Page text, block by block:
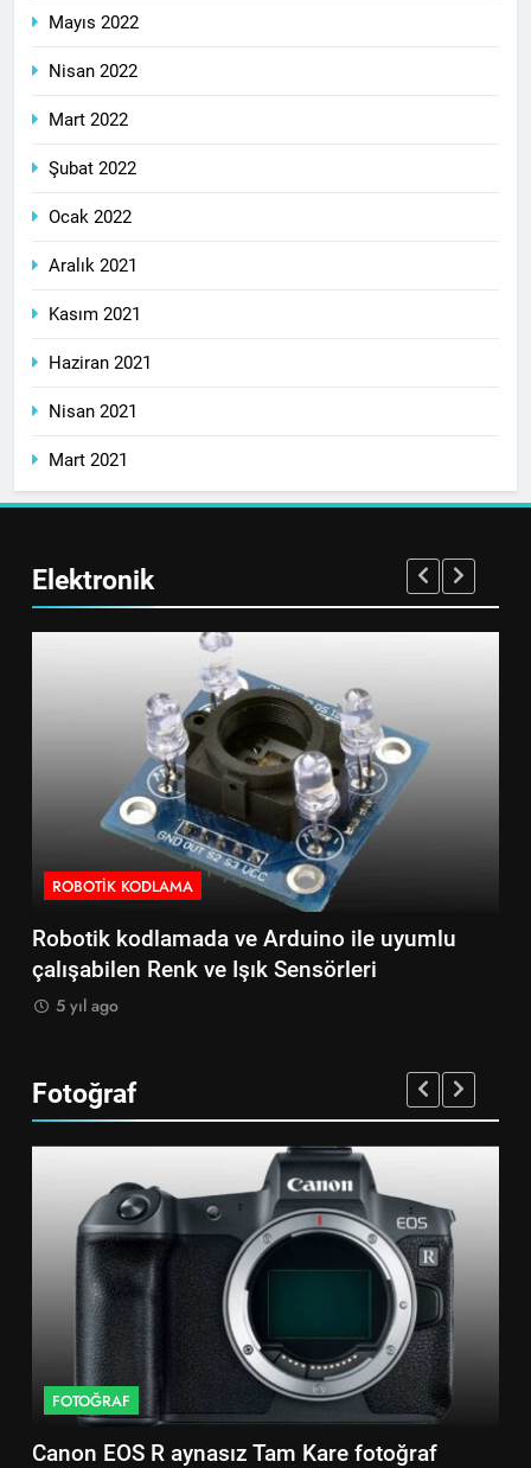
Mayıs 2022
Nisan 2022
Mart 2022
Şubat 2022
Ocak 2022
Aralık 2021
Kasım 2021
Haziran 2021
Nisan 2021
Mart 2021
Elektronik
ve Arduino ile uyumlu
ve Işık Sensörleri
Robotik
çalışabilen Medikal
Fotoğraf
FOTOĞRAF
Canon EOS R aynasız Tam Kare fotoğraf